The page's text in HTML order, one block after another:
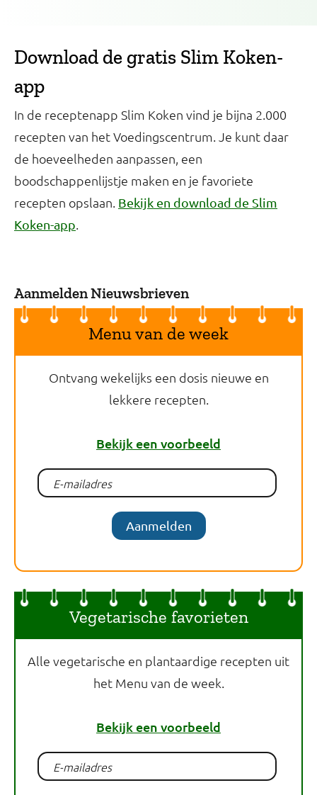
Download de gratis Slim Koken-
app
In de receptenapp Slim Koken vind je bijna 2.000
recepten van het Voedingscentrum. Je kunt daar
de hoeveelheden aanpassen, een
boodschappenlijstje maken en je favoriete
recepten opslaan. Bekijk en download de Slim
Koken-app
Aanmelden Nieuwsbrieven
Menu van de week
Ontvang wekelijks een dosis nieuwe en
lekkere recepten.
Bekijk een voorbeeld
Aanmelden
Vegetarische favorieten
Alle vegetarische en plantaardige recepten uit
het Menu van de week.
Bekijk een voorbeeld